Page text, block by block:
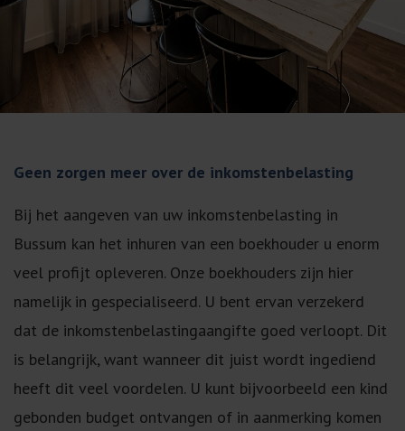
Geen zorgen meer over de inkomstenbelasting
Bij het aangeven van uw inkomstenbelasting in
Bussum kan het inhuren van een boekhouder u enorm
veel profijt opleveren. Onze boekhouders zijn hier
namelijk in gespecialiseerd. U bent ervan verzekerd
dat de inkomstenbelastingaangifte goed verloopt. Dit
is belangrijk, want wanneer dit juist wordt ingediend
heeft dit veel voordelen. U kunt bijvoorbeeld een kind
gebonden budget ontvangen of in aanmerking komen